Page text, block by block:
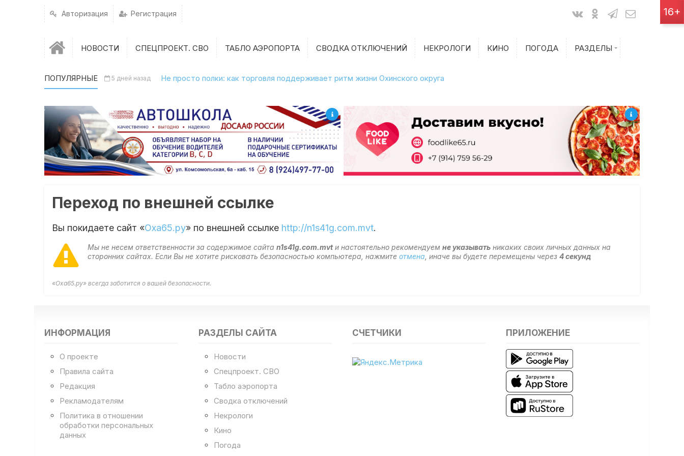
Авторизация Регистрация
НОВОСТИ СПЕЦПРОЕКТ. СВО ТАБЛО АЭРОПОРТА СВОДКА ОТКЛЮЧЕНИЙ НЕКРОЛОГИ КИНО ПОГОДА РАЗДЕЛЫ
Показания счетчиков
Билеты на поезд
ПОПУЛЯРНЫЕ 5 дней назад Не просто полки: как торговля поддерживает ритм жизни Охинского округа
Переход по внешней ссылке
Вы покидаете сайт «Оха65.ру» по внешней ссылке http://n1s41g.com.mvt.
Мы не несем ответственности за содержимое сайтаn1s41g.com.mvtи настоятельно рекомендуемне указывать никаких своих личных данных на
сторонних сайтах. Если Вы не хотите рисковать безопасностью компьютера, нажмитеотмена , иначе вы будете перемещены через4секунд
«Оха65.ру» всегда заботится о вашей безопасности.
ИНФОРМАЦИЯ
О проекте
Правила сайта
Редакция
Рекламодателям
Политика в отношении
обработки персональных
данных
РАЗДЕЛЫ САЙТА
Новости
Спецпроект. СВО
Табло аэропорта
Сводка отключений
Некрологи
Кино
Погода
СЧЕТЧИКИ ПРИЛОЖЕНИЕ
16+